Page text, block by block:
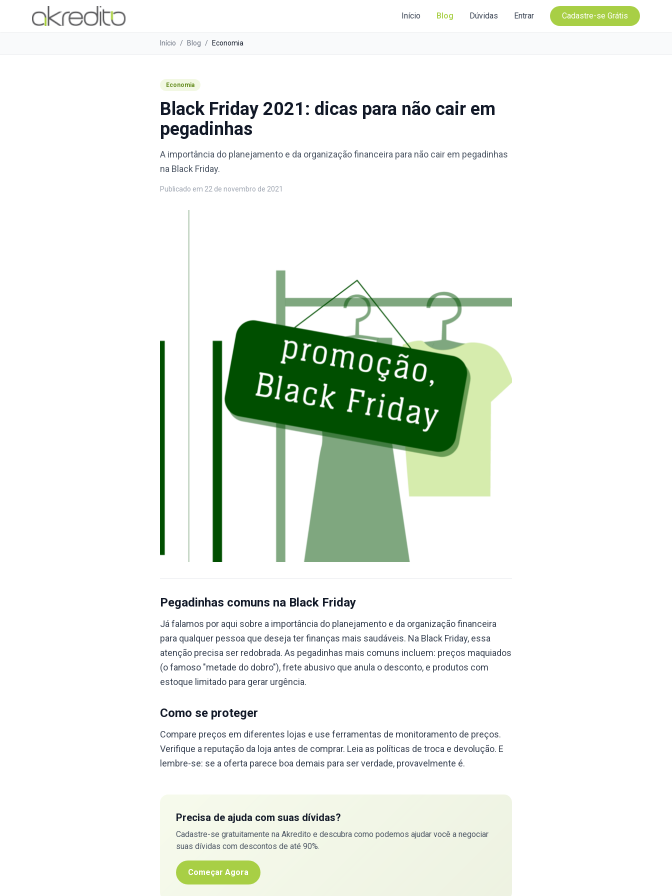
Início Blog Dúvidas Entrar Cadastre-se Grátis
Início / Blog / Economia
Economia
Black Friday 2021: dicas para não cair em
pegadinhas
A importância do planejamento e da organização financeira para não cair em pegadinhas
na Black Friday.
Publicado em 22 de novembro de 2021
Pegadinhas comuns na Black Friday
Já falamos por aqui sobre a importância do planejamento e da organização financeira
para qualquer pessoa que deseja ter finanças mais saudáveis. Na Black Friday, essa
atenção precisa ser redobrada. As pegadinhas mais comuns incluem: preços maquiados
(o famoso "metade do dobro"), frete abusivo que anula o desconto, e produtos com
estoque limitado para gerar urgência.
Como se proteger
Compare preços em diferentes lojas e use ferramentas de monitoramento de preços.
Verifique a reputação da loja antes de comprar. Leia as políticas de troca e devolução. E
lembre-se: se a oferta parece boa demais para ser verdade, provavelmente é.
Precisa de ajuda com suas dívidas?
Cadastre-se gratuitamente na Akredito e descubra como podemos ajudar você a negociar
suas dívidas com descontos de até 90%.
Começar Agora